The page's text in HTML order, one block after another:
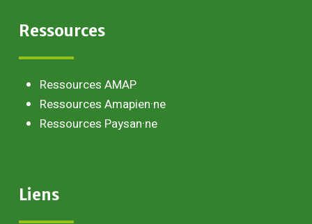
Ressources
Ressources AMAP
Ressources Amapien·ne
Ressources Paysan·ne
Liens